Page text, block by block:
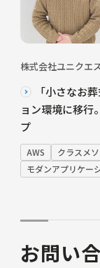
株式会社ユニクエ
「小さなお
ョン環境に移行
プ
AWS クラスメ
モダンアプリケー
お問い